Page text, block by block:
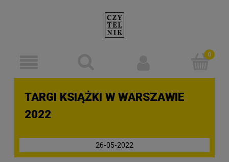
TARGI KSIĄŻKI W WARSZAWIE
2022
26-05-2022